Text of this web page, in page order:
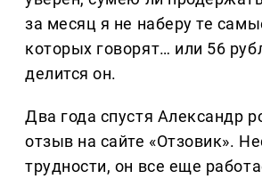
за месяц я не наберу те
которых говорят… или 56
делится он.
Два года спустя Александр
отзыв на сайте «Отзовик».
трудности, он все еще